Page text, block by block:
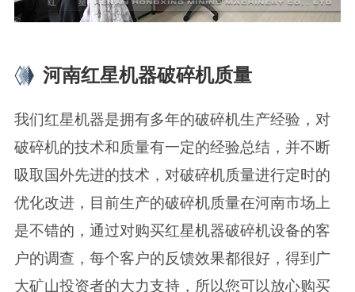
河南红星机器破碎机质量
我们红星机器是拥有多年的破碎机生产经验，对
破碎机的技术和质量有一定的经验总结，并不断
吸取国外先进的技术，对破碎机质量进行定时的
优化改进，目前生产的破碎机质量在河南市场上
是不错的，通过对购买红星机器破碎机设备的客
户的调查，每个客户的反馈效果都很好，得到广
大矿山投资者的大力支持，所以您可以放心购买